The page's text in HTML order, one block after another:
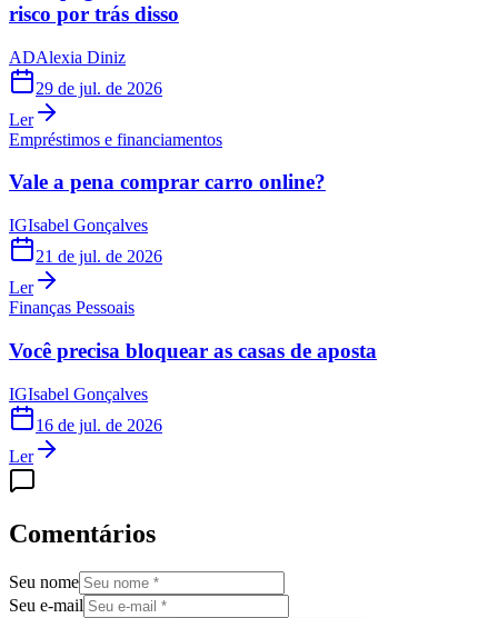
risco por trás disso
ADAlexia Diniz
29 de jul. de 2026
Ler
Empréstimos e financiamentos
Vale a pena comprar carro online?
IGIsabel Gonçalves
21 de jul. de 2026
Ler
Finanças Pessoais
Você precisa bloquear as casas de aposta
IGIsabel Gonçalves
16 de jul. de 2026
Ler
Comentários
Seu nome
Seu e-mail